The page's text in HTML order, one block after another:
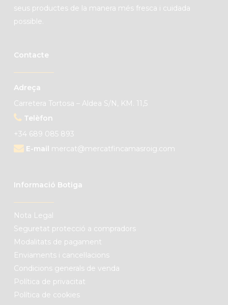
seus productes de la manera més fresca i cuidada
possible.
Contacte
Adreça
Carretera Tortosa – Aldea S/N, KM. 11,5
Telèfon
+34 689 085 893
E-mail mercat@mercatfincamasroig.com
Informació Botiga
Nota Legal
Seguretat protecció a compradors
Modalitats de pagament
Enviaments i cancel·lacions
Condicions generals de venda
Política de privacitat
Política de cookies